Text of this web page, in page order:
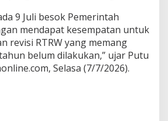
9 Juli besok Pemerintah
mendapat kesempatan untuk
revisi RTRW yang memang
belum dilakukan,” ujar Putu
Selasa (7/7/2026).